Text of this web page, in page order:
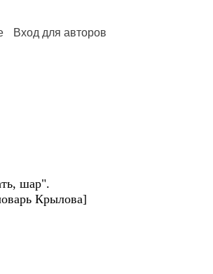
Вход для авторов
шар".
Крылова]